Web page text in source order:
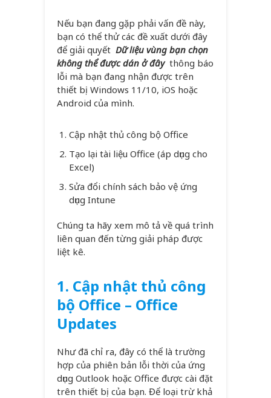
Nếu bạn đang gặp phải vấn đề này,
bạn có thể thử các đề xuất dưới đây
để giải quyết Dữ liệu vùng bạn chọn
không thể được dán ở đây thông báo
lỗi mà bạn đang nhận được trên
thiết bị Windows 11/10, iOS hoặc
Android của mình.
Cập nhật thủ công bộ Office
Tạo lại tài liệu Office (áp dụng cho
Excel)
Sửa đổi chính sách bảo vệ ứng
dụng Intune
Chúng ta hãy xem mô tả về quá trình
liên quan đến từng giải pháp được
liệt kê.
1. Cập nhật thủ công
bộ Office – Office
Updates
Như đã chỉ ra, đây có thể là trường
hợp của phiên bản lỗi thời của ứng
dụng Outlook hoặc Office được cài đặt
trên thiết bị của bạn. Để loại trừ khả